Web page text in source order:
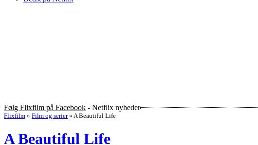
Følg Flixfilm på Facebook - Netflix nyheder
Flixfilm » Film og serier » A Beautiful Life
A Beautiful Life